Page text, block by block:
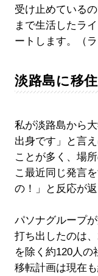
受け止めている
まで生活したラ
ートします。（
淡路島に移
私が淡路島から
出身です」と言
ことが多く、場
こ最近同じ発言
の！」と反応が
パソナグループ
打ち出したのは
を除く約120人の
移転計画は現在